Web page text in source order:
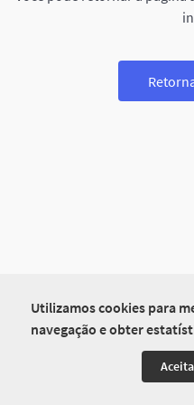
Utilizamos cookies para
navegação e obter